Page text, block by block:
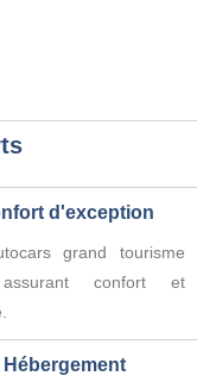
d'exception
grand tourisme
confort et
Hébergement